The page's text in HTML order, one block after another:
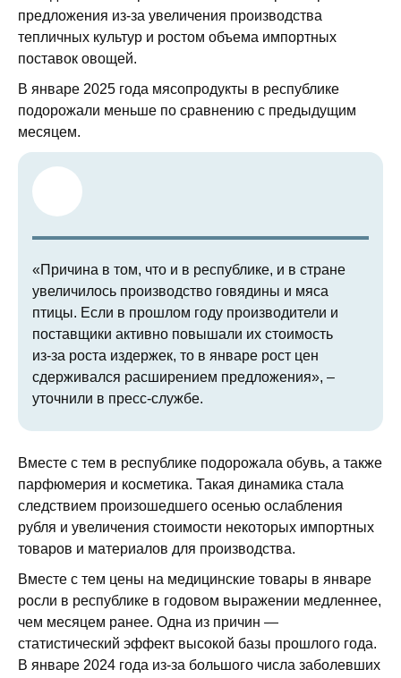
предложения из‑за увеличения производства
тепличных культур и ростом объема импортных
поставок овощей.
В январе 2025 года мясопродукты в республике
подорожали меньше по сравнению с предыдущим
месяцем.
«Причина в том, что и в республике, и в стране
увеличилось производство говядины и мяса
птицы. Если в прошлом году производители и
поставщики активно повышали их стоимость
из‑за роста издержек, то в январе рост цен
сдерживался расширением предложения», –
уточнили в пресс-службе.
Вместе с тем в республике подорожала обувь, а также
парфюмерия и косметика. Такая динамика стала
следствием произошедшего осенью ослабления
рубля и увеличения стоимости некоторых импортных
товаров и материалов для производства.
Вместе с тем цены на медицинские товары в январе
росли в республике в годовом выражении медленнее,
чем месяцем ранее. Одна из причин —
статистический эффект высокой базы прошлого года.
В январе 2024 года из-за большого числа заболевших